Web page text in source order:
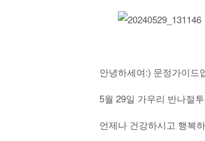
안녕하세여:) 문정가이드
5월 29일 가우리 반나절
언제나 건강하시고 행복